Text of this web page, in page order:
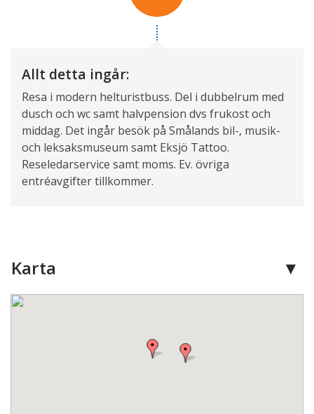
Allt detta ingår:
Resa i modern helturistbuss. Del i dubbelrum med
dusch och wc samt halvpension dvs frukost och
middag. Det ingår besök på Smålands bil-, musik-
och leksaksmuseum samt Eksjö Tattoo.
Reseledarservice samt moms. Ev. övriga
entréavgifter tillkommer.
Karta